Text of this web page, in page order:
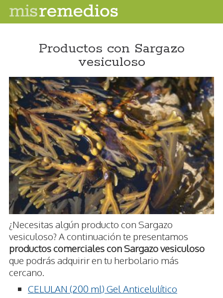
Productos con Sargazo
vesiculoso
¿Necesitas algún producto con Sargazo
vesiculoso? A continuación te presentamos
productos comerciales con Sargazo vesiculoso
que podrás adquirir en tu herbolario más
cercano.
CELULAN (200 ml) Gel Anticelulítico